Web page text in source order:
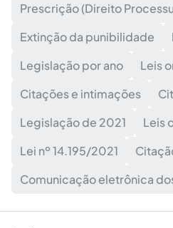
Prescrição (Direito
Extinção da punibilidade
Legislação por ano
Leis
Citações e intimações
Legislação de 2021
Leis
Lei nº 14.195/2021
Comunicação eletrônica